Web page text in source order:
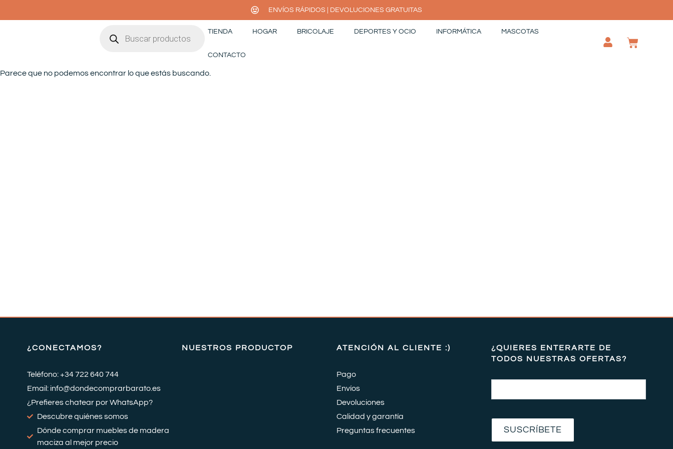
al
ENVÍOS RÁPIDOS | DEVOLUCIONES GRATUITAS
productos
TIENDA HOGAR BRICOLAJE DEPORTES Y OCIO INFORMÁTICA MASCOTAS
CONTACTO
Parece que no podemos encontrar lo que estás buscando.
¿CONECTAMOS?
Teléfono: +34 722 640 744
Email: info@dondecomprarbarato.es
¿Prefieres chatear por WhatsApp?
Descubre quiénes somos
Dónde comprar muebles de madera
maciza al mejor precio
NUESTROS PRODUCTOP ATENCIÓN AL CLIENTE :)
Pago
Envíos
Devoluciones
Calidad y garantía
Preguntas frecuentes
¿QUIERES ENTERARTE DE
TODOS NUESTRAS OFERTAS?
SUSCRÍBETE